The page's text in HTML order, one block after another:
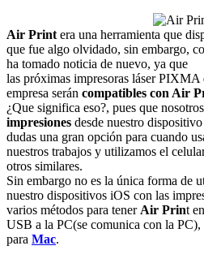
Air Print era una herramienta que
que fue algo olvidado, sin embargo,
ha tomado noticia de nuevo, ya que
las próximas impresoras láser PIXMA
empresa serán compatibles con Air
¿Que significa eso?, pues que
impresiones desde nuestro
dudas una gran opción para cuando
nuestros trabajos y utilizamos el
otros similares.
Sin embargo no es la única forma de
nuestro dispositivos iOS con las
varios métodos para tener Air Print
USB a la PC(se comunica con la PC),
para Mac.